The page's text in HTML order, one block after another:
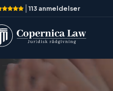
113 anmeldelser